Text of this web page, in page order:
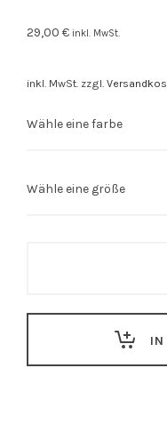
29,00 € inkl. MwSt.
inkl. MwSt. zzgl.
IN